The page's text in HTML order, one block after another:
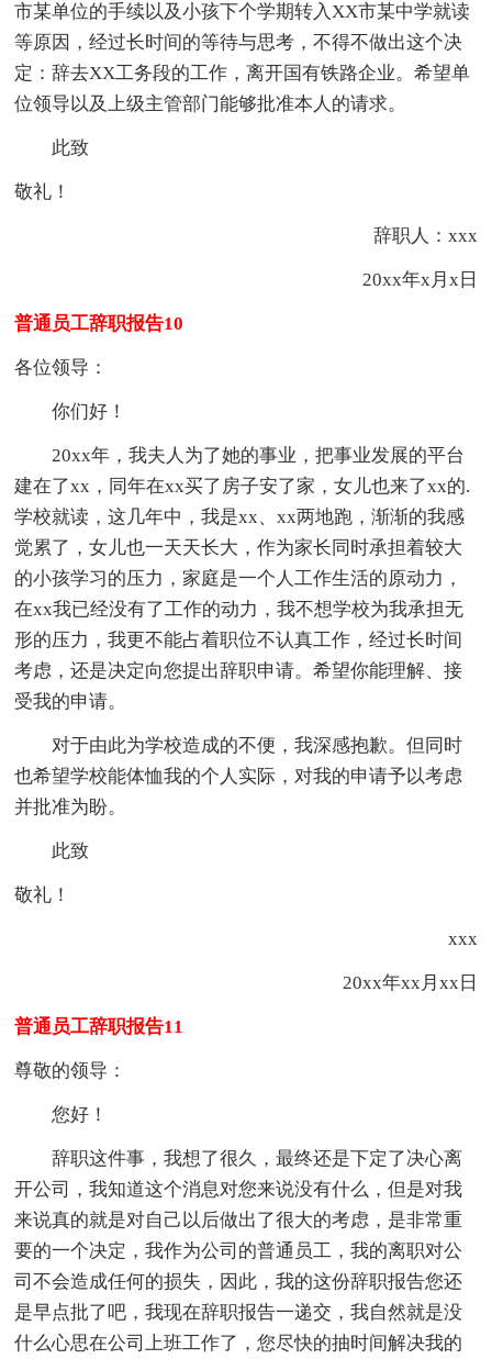
市某单位的手续以及小孩下个学期转入XX市某中学就读
等原因，经过长时间的等待与思考，不得不做出这个决
定：辞去XX工务段的工作，离开国有铁路企业。希望单
位领导以及上级主管部门能够批准本人的请求。
此致
敬礼！
辞职人：xxx
20xx年x月x日
普通员工辞职报告10
各位领导：
你们好！
20xx年，我夫人为了她的事业，把事业发展的平台
建在了xx，同年在xx买了房子安了家，女儿也来了xx的.
学校就读，这几年中，我是xx、xx两地跑，渐渐的我感
觉累了，女儿也一天天长大，作为家长同时承担着较大
的小孩学习的压力，家庭是一个人工作生活的原动力，
在xx我已经没有了工作的动力，我不想学校为我承担无
形的压力，我更不能占着职位不认真工作，经过长时间
考虑，还是决定向您提出辞职申请。希望你能理解、接
受我的申请。
对于由此为学校造成的不便，我深感抱歉。但同时
也希望学校能体恤我的个人实际，对我的申请予以考虑
并批准为盼。
此致
敬礼！
xxx
20xx年xx月xx日
普通员工辞职报告11
尊敬的领导：
您好！
辞职这件事，我想了很久，最终还是下定了决心离
开公司，我知道这个消息对您来说没有什么，但是对我
来说真的就是对自己以后做出了很大的考虑，是非常重
要的一个决定，我作为公司的普通员工，我的离职对公
司不会造成任何的损失，因此，我的这份辞职报告您还
是早点批了吧，我现在辞职报告一递交，我自然就是没
什么心思在公司上班工作了，您尽快的抽时间解决我的